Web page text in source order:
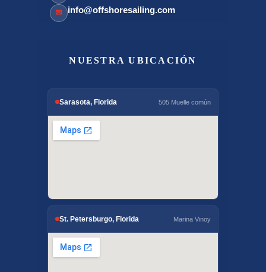
✉ info@offshoresailing.com
NUESTRA UBICACIÓN
Sarasota, Florida 505 Muelle común
St. Petersburgo, Florida Marina Vinoy